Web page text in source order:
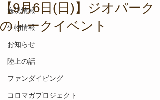
海況情報
生物情報
お知らせ
陸上の話
ファンダイビング
コロマガプロジェクト
【9月6日(日)】ジオパーク
のトークイベント